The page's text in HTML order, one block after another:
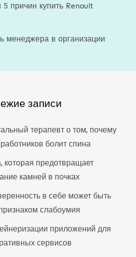
5 причин купить Renault
менеджера в организации
записи
терапевт о том, почему
болит спина
которая предотвращает
камней в почках
в себе может быть
слабоумия
приложений для
сервисов